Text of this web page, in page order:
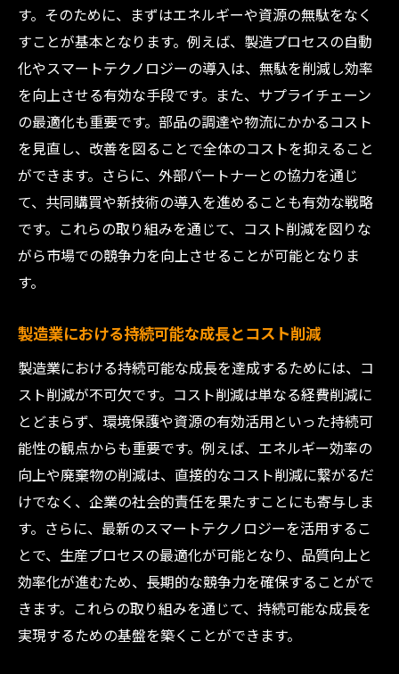
サプライチェーンにおける持続可能な施策
エコフレンドリーな製造業の取り組み
持続可能な成長を支える政策変革
工場現場での改善が製造業コスト削減に与える
現場改善で達成するコスト削減の実例
5S活動がもたらす生産性とコスト削減の関
係
現場から始める効率化アプローチ
小さな改善が大きなコスト削減に繋がる
工場内での改善事例に学ぶ効果的な戦略
製造業のコスト削減成功事例に学ぶ未来の展望
過去の成功事例から今後の方向性を探る
未来志向のコスト削減戦略とは
次世代技術で製造業の未来を切り拓く
成功事例に見る革新的なコスト管理の方法
持続可能な成長を目指す長期的ビジョン
未来の製造業が目指すべき進化の方向性
す。そのために、まずはエネルギーや資源の無駄をなく
すことが基本となります。例えば、製造プロセスの自動
化やスマートテクノロジーの導入は、無駄を削減し効率
を向上させる有効な手段です。また、サプライチェーン
の最適化も重要です。部品の調達や物流にかかるコスト
を見直し、改善を図ることで全体のコストを抑えること
ができます。さらに、外部パートナーとの協力を通じ
て、共同購買や新技術の導入を進めることも有効な戦略
です。これらの取り組みを通じて、コスト削減を図りな
がら市場での競争力を向上させることが可能となりま
す。
製造業における持続可能な成長とコスト削減
製造業における持続可能な成長を達成するためには、コ
スト削減が不可欠です。コスト削減は単なる経費削減に
とどまらず、環境保護や資源の有効活用といった持続可
能性の観点からも重要です。例えば、エネルギー効率の
向上や廃棄物の削減は、直接的なコスト削減に繋がるだ
けでなく、企業の社会的責任を果たすことにも寄与しま
す。さらに、最新のスマートテクノロジーを活用するこ
とで、生産プロセスの最適化が可能となり、品質向上と
効率化が進むため、長期的な競争力を確保することがで
きます。これらの取り組みを通じて、持続可能な成長を
実現するための基盤を築くことができます。